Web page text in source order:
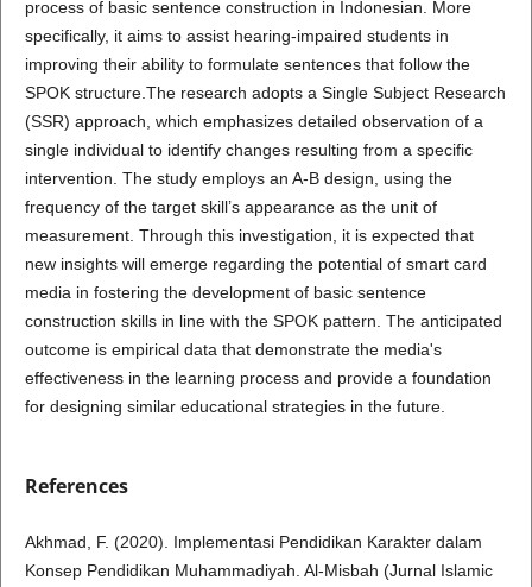
process of basic sentence construction in Indonesian. More
specifically, it aims to assist hearing-impaired students in
improving their ability to formulate sentences that follow the
SPOK structure.The research adopts a Single Subject Research
(SSR) approach, which emphasizes detailed observation of a
single individual to identify changes resulting from a specific
intervention. The study employs an A-B design, using the
frequency of the target skill’s appearance as the unit of
measurement. Through this investigation, it is expected that
new insights will emerge regarding the potential of smart card
media in fostering the development of basic sentence
construction skills in line with the SPOK pattern. The anticipated
outcome is empirical data that demonstrate the media's
effectiveness in the learning process and provide a foundation
for designing similar educational strategies in the future.
References
Akhmad, F. (2020). Implementasi Pendidikan Karakter dalam
Konsep Pendidikan Muhammadiyah. Al-Misbah (Jurnal Islamic